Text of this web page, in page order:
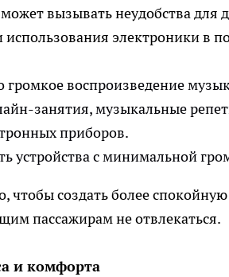
вызывать неудобства для
электроники в
воспроизведение
занятия, музыкальные
приборов.
устройства с минимальной
чтобы создать более
пассажирам не отвлекаться.
и комфорта